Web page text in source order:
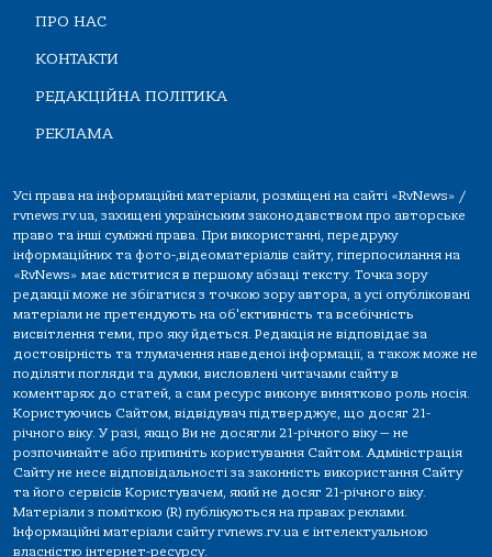
ПРО НАС
КОНТАКТИ
РЕДАКЦІЙНА ПОЛІТИКА
РЕКЛАМА
Усі права на інформаційні матеріали, розміщені на сайті «RvNews» /
rvnews.rv.ua, захищені українським законодавством про авторське
право та інші суміжні права. При використанні, передруку
інформаційних та фото-,відеоматеріалів сайту, гіперпосилання на
«RvNews» має міститися в першому абзаці тексту. Точка зору
редакції може не збігатися з точкою зору автора, а усі опубліковані
матеріали не претендують на об'єктивність та всебічність
висвітлення теми, про яку йдеться. Редакція не відповідає за
достовірність та тлумачення наведеної інформації, а також може не
поділяти погляди та думки, висловлені читачами сайту в
коментарях до статей, а сам ресурс виконує винятково роль носія.
Користуючись Сайтом, відвідувач підтверджує, що досяг 21-
річного віку. У разі, якщо Ви не досягли 21-річного віку — не
розпочинайте або припиніть користування Сайтом. Адміністрація
Сайту не несе відповідальності за законність використання Сайту
та його сервісів Користувачем, який не досяг 21-річного віку.
Матеріали з поміткою (R) публікуються на правах реклами.
Інформаційні матеріали сайту rvnews.rv.ua є інтелектуальною
власністю інтернет-ресурсу.